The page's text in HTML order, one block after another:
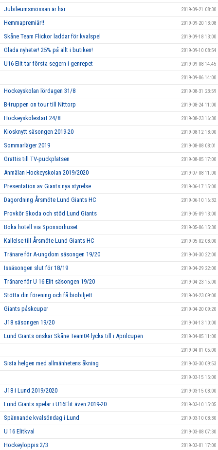
Jubileumsmössan är här 2019-09-21 08:30
Hemmapremiär!! 2019-09-20 13:08
Skåne Team Flickor laddar för kvalspel 2019-09-18 13:00
Glada nyheter! 25% på allt i butiken! 2019-09-10 08:54
U16 Elit tar första segern i genrepet 2019-09-08 14:45
2019-09-06 14:00
Hockeyskolan lördagen 31/8 2019-08-31 23:59
B-truppen on tour till Nittorp 2019-08-24 11:00
Hockeyskolestart 24/8 2019-08-23 16:30
Kiosknytt säsongen 2019-20 2019-08-12 18:00
Sommarläger 2019 2019-08-08 08:01
Grattis till TV-puckplatsen 2019-08-05 17:00
Anmälan Hockeyskolan 2019/2020 2019-07-08 11:00
Presentation av Giants nya styrelse 2019-06-17 15:00
Dagordning Årsmöte Lund Giants HC 2019-06-10 16:32
Provkör Skoda och stöd Lund Giants 2019-05-09 13:00
Boka hotell via Sponsorhuset 2019-05-06 15:30
Kallelse till Årsmöte Lund Giants HC 2019-05-02 08:00
Tränare för A-ungdom säsongen 19/20 2019-04-30 22:00
Issäsongen slut för 18/19 2019-04-29 22:00
Tränare för U 16 Elit säsongen 19/20 2019-04-23 15:00
Stötta din förening och få biobiljett 2019-04-23 09:00
Giants påskcuper 2019-04-20 09:20
J18 säsongen 19/20 2019-04-13 10:00
Lund Giants önskar Skåne Team04 lycka till i Aprilcupen 2019-04-05 11:00
2019-04-01 05:00
Sista helgen med allmänhetens åkning 2019-03-30 09:53
2019-03-15 15:00
J18 i Lund 2019/2020 2019-03-15 08:00
Lund Giants spelar i U16Elit även 2019-20 2019-03-10 15:05
Spännande kvalsöndag i Lund 2019-03-10 08:30
U 16 Elitkval 2019-03-08 07:30
Hockeyloppis 2/3 2019-03-01 17:00